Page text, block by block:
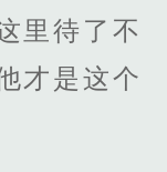
里待了不
才是这个